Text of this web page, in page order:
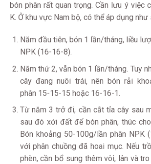
bón phân rất quan trọng. Cần lưu ý việc
K. Ở khu vực Nam bộ, có thể áp dụng như
Năm đầu tiên, bón 1 lần/tháng, liều
NPK (16-16-8).
Năm thứ 2, vẫn bón 1 lần/tháng. Tuy
cây đang nuôi trái, nên bón rải
phân 15-15-15 hoặc 16-16-1.
Từ năm 3 trở đi, cần cắt tỉa cây sau
sau đó xới đất để bón phân, thúc
Bón khoảng 50-100g/lần phân NPK
với phân chuồng đã hoai mục. Nếu
phèn, cần bổ sung thêm vôi, lân và